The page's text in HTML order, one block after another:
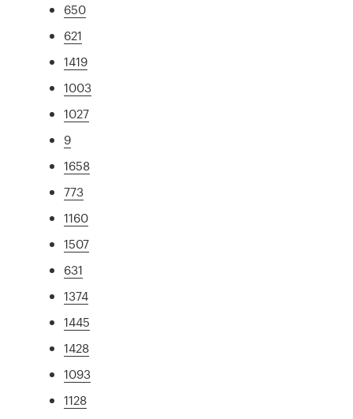
650
621
1419
1003
1027
9
1658
773
1160
1507
631
1374
1445
1428
1093
1128